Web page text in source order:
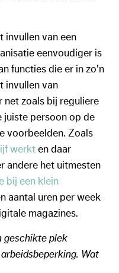
invullen van een
eenvoudiger is
functies die er in zo'n
invullen van
net zoals bij reguliere
juiste persoon op de
voorbeelden. Zoals
werkt en daar
andere het uitmesten
bij een klein
aantal uren per week
magazines.
geschikte plek
Wat